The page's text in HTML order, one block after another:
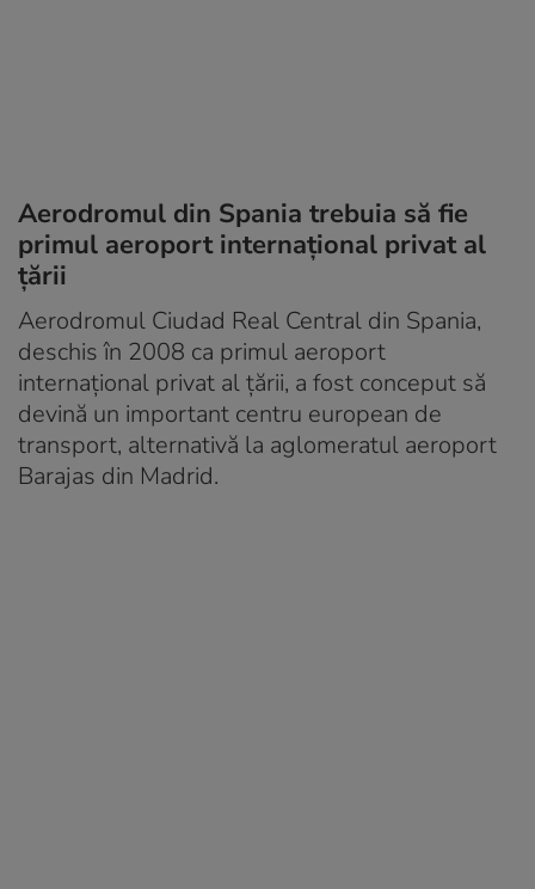
Aerodromul din Spania trebuia să fie
primul aeroport internațional privat al
țării
Aerodromul Ciudad Real Central din Spania,
deschis în 2008 ca primul aeroport
internațional privat al țării, a fost conceput să
devină un important centru european de
transport, alternativă la aglomeratul aeroport
Barajas din Madrid.